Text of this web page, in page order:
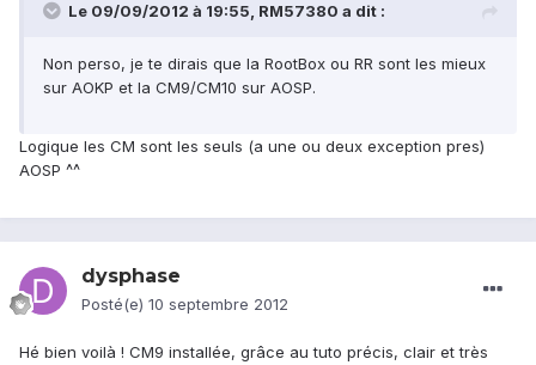
Le 09/09/2012 à 19:55, RM57380 a dit :
Non perso, je te dirais que la RootBox ou RR sont les mieux
sur AOKP et la CM9/CM10 sur AOSP.
Logique les CM sont les seuls (a une ou deux exception pres)
AOSP ^^
dysphase
Posté(e) 10 septembre 2012
Hé bien voilà ! CM9 installée, grâce au tuto précis, clair et très